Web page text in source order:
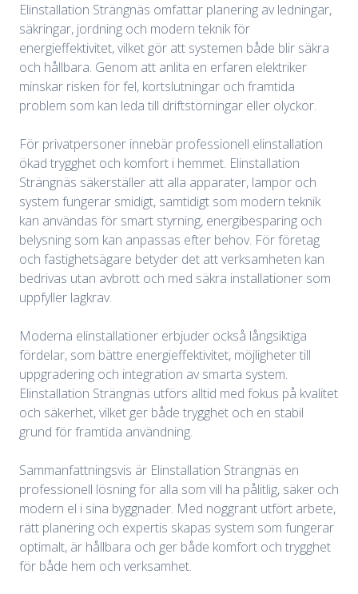
Elinstallation Strängnäs omfattar planering av ledningar,
säkringar, jordning och modern teknik för
energieffektivitet, vilket gör att systemen både blir säkra
och hållbara. Genom att anlita en erfaren elektriker
minskar risken för fel, kortslutningar och framtida
problem som kan leda till driftstörningar eller olyckor.
För privatpersoner innebär professionell elinstallation
ökad trygghet och komfort i hemmet. Elinstallation
Strängnäs säkerställer att alla apparater, lampor och
system fungerar smidigt, samtidigt som modern teknik
kan användas för smart styrning, energibesparing och
belysning som kan anpassas efter behov. För företag
och fastighetsägare betyder det att verksamheten kan
bedrivas utan avbrott och med säkra installationer som
uppfyller lagkrav.
Moderna elinstallationer erbjuder också långsiktiga
fördelar, som bättre energieffektivitet, möjligheter till
uppgradering och integration av smarta system.
Elinstallation Strängnäs utförs alltid med fokus på kvalitet
och säkerhet, vilket ger både trygghet och en stabil
grund för framtida användning.
Sammanfattningsvis är Elinstallation Strängnäs en
professionell lösning för alla som vill ha pålitlig, säker och
modern el i sina byggnader. Med noggrant utfört arbete,
rätt planering och expertis skapas system som fungerar
optimalt, är hållbara och ger både komfort och trygghet
för både hem och verksamhet.